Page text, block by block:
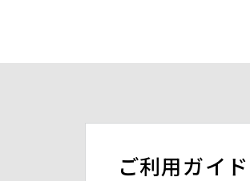
ご利用ガイド